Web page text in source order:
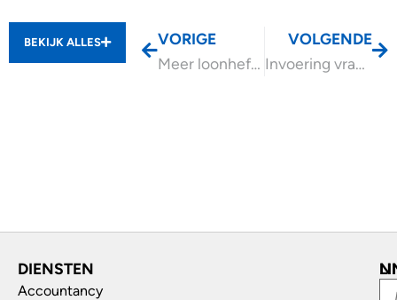
BEKIJK ALLES
VORIGE
Meer loonheffing inhouden op verzoek werknemer
VOLGENDE
Invoering vrachtwagenheffing ligt op koers
DIENSTEN
Accountancy